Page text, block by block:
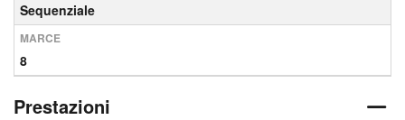
Sequenziale
MARCE
8
Prestazioni